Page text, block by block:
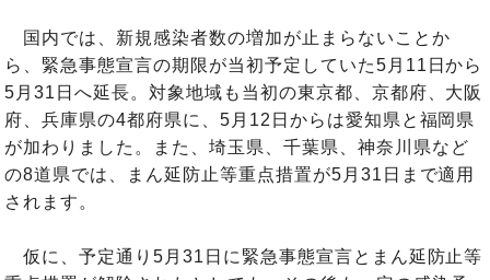
国内では、新規感染者数の増加が止まらないことか
ら、緊急事態宣言の期限が当初予定していた5月11日から
5月31日へ延長。対象地域も当初の東京都、京都府、大阪
府、兵庫県の4都府県に、5月12日からは愛知県と福岡県
が加わりました。また、埼玉県、千葉県、神奈川県など
の8道県では、まん延防止等重点措置が5月31日まで適用
されます。
仮に、予定通り5月31日に緊急事態宣言とまん延防止等